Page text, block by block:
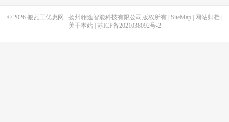
© 2026 搬瓦工优惠网 扬州翎途智能科技有限公司版权所有 | SiteMap| 网站归档
关于本站| 苏ICP备2021038092号-2